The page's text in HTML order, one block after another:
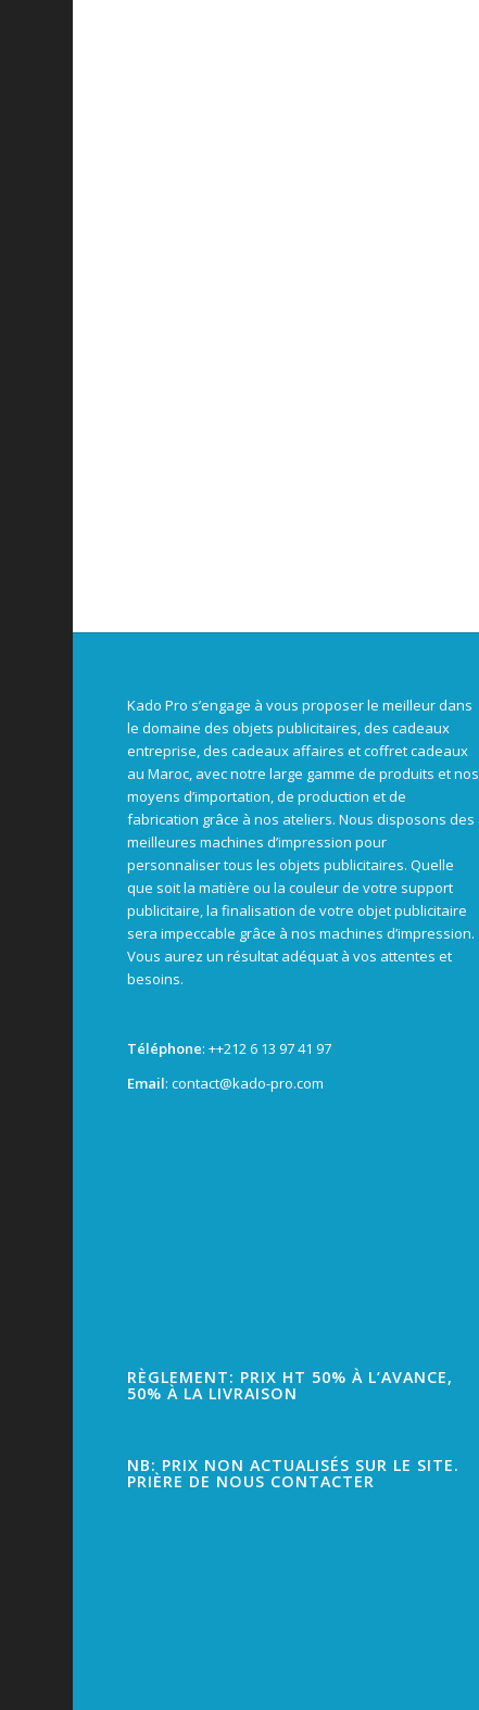
Kado Pro s’engage à vous proposer le meilleur dans
le domaine des objets publicitaires, des cadeaux
entreprise, des cadeaux affaires et coffret cadeaux
au Maroc, avec notre large gamme de produits et nos
moyens d’importation, de production et de
fabrication grâce à nos ateliers. Nous disposons des
meilleures machines d’impression pour
personnaliser tous les objets publicitaires. Quelle
que soit la matière ou la couleur de votre support
publicitaire, la finalisation de votre objet publicitaire
sera impeccable grâce à nos machines d’impression.
Vous aurez un résultat adéquat à vos attentes et
besoins.
Téléphone: ++212 6 13 97 41 97
Email: contact@kado-pro.com
RÈGLEMENT: PRIX HT 50% À L’AVANCE,
50% À LA LIVRAISON
NB: PRIX NON ACTUALISÉS SUR LE SITE.
PRIÈRE DE NOUS CONTACTER